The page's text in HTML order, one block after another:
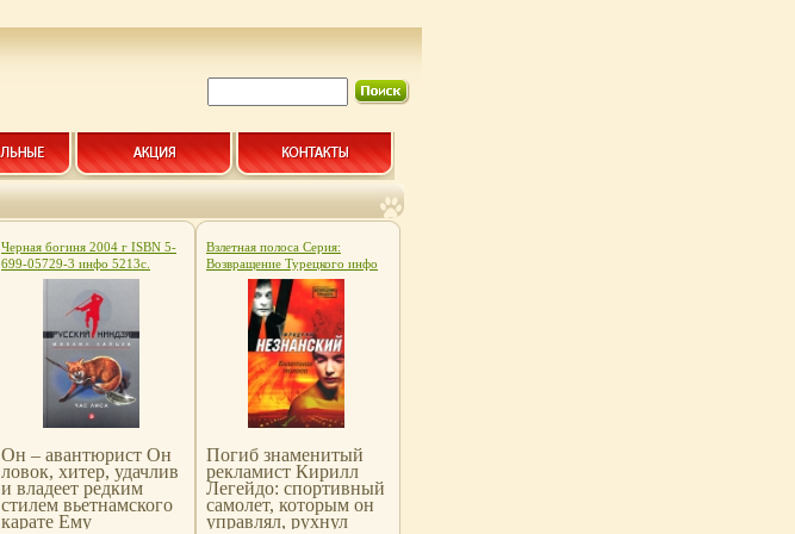
Черная богиня 2004 г ISBN 5-
699-05729-3 инфо 5213c.
Он – авантюрист Он
ловок, хитер, удачлив
и владеет редким
стилем вьетнамского
карате Ему
Взлетная полоса Серия:
Возвращение Турецкого инфо
Погиб знаменитый
рекламист Кирилл
Легейдо: спортивный
самолет, которым он
управлял, рухнул